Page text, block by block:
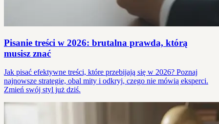
Pisanie treści w 2026: brutalna prawda, którą
musisz znać
Jak pisać efektywne treści, które przebijają się w 2026? Poznaj
najnowsze strategie, obal mity i odkryj, czego nie mówią eksperci.
Zmień swój styl już dziś.